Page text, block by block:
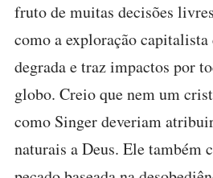
fruto de muitas decisões
como a exploração capitalista
degrada e traz impactos por
globo. Creio que nem um
como Singer deveriam
naturais a Deus. Ele também